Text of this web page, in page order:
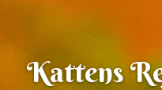
Kattens